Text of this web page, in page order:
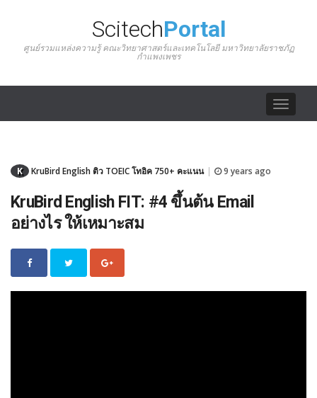
ScitechPortal
ศูนย์รวมแหล่งความรู้ คณะวิทยาศาสตร์และเทคโนโลยี มหาวิทยาลัยราชภัฏ
กำแพงเพชร
Toggle
K KruBird English ติว TOEIC โทอิค 750+ คะแนน 9 years ago
KruBird English FIT: #4 ขึ้นต้น Email
อย่างไร ให้เหมาะสม